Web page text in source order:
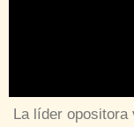
La líder opositora